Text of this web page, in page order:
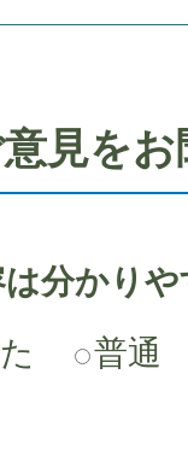
見を
分かり
普通